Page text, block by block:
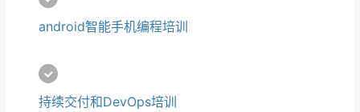
android智能手机编程培训
持续交付和DevOps培训